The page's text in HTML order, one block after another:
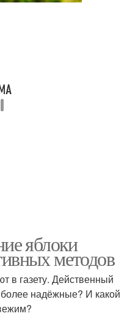
яблоки
методов
в газету. Действенный
более надёжные? И какой